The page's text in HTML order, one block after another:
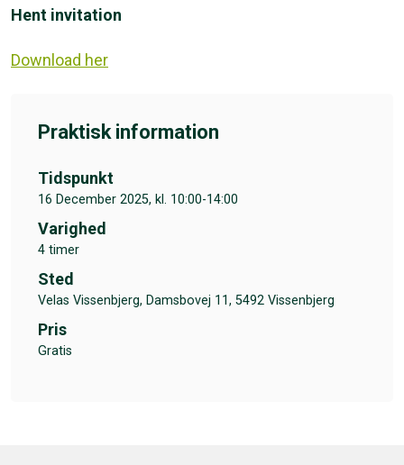
Hent invitation
Download her
Praktisk information
Tidspunkt
16 December 2025, kl. 10:00-14:00
Varighed
4 timer
Sted
Velas Vissenbjerg, Damsbovej 11, 5492 Vissenbjerg
Pris
Gratis